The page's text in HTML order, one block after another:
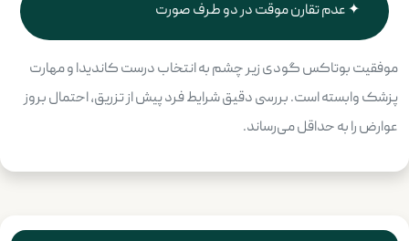
عدم تقارن موقت در دو طرف صورت
موفقیت بوتاکس گودی زیر چشم به انتخاب درست کاندیدا و مهارت
پزشک وابسته است. بررسی دقیق شرایط فرد پیش از تزریق، احتمال بروز
عوارض را به حداقل می‌رساند.